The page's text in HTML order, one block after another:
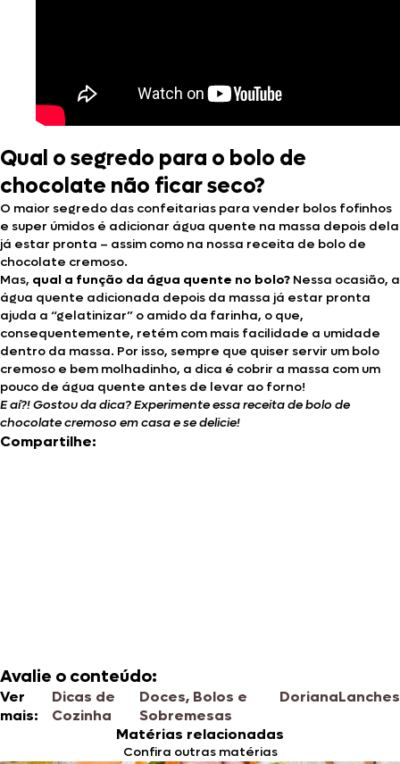
Qual o segredo para o bolo de
chocolate não ficar seco?
O maior segredo das confeitarias para vender bolos fofinhos
e super úmidos é adicionar água quente na massa depois dela
já estar pronta – assim como na nossa receita de bolo de
chocolate cremoso.
Mas, qual a função da água quente no bolo? Nessa ocasião, a
água quente adicionada depois da massa já estar pronta
ajuda a “gelatinizar” o amido da farinha, o que,
consequentemente, retém com mais facilidade a umidade
dentro da massa. Por isso, sempre que quiser servir um bolo
cremoso e bem molhadinho, a dica é cobrir a massa com um
pouco de água quente antes de levar ao forno!
E aí?! Gostou da dica? Experimente essa receita de bolo de
chocolate cremoso em casa e se delicie!
Compartilhe:
Avalie o conteúdo:
Ver
mais:
Dicas de
Cozinha
Doces, Bolos e
Sobremesas
DorianaLanches
Matérias relacionadas
Confira outras matérias